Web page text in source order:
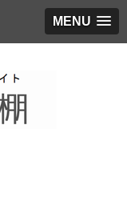
MENU